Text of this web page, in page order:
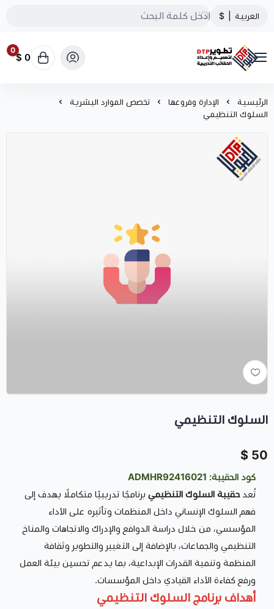
العربية $
تطوير الحقائب التدريبية
0
0 $
الرئيسية الإدارة وفروعها
تخصص الموارد البشرية
السلوك التنظيمي
السلوك التنظيمي
50 $
كود الحقيبة: ADMHR92416021
تُعدحقيبة السلوك التنظيمي برنامجًا تدريبيًا متكاملًا يهدف إلى
فهم السلوك الإنساني داخل المنظمات وتأثيره على الأداء
المؤسسي، من خلال دراسة الدوافع والإدراك والاتجاهات والمناخ
التنظيمي والجماعات، بالإضافة إلى التغيير والتطوير وثقافة
المنظمة وتنمية القدرات الإبداعية، بما يدعم تحسين بيئة العمل
ورفع كفاءة الأداء القيادي داخل المؤسسات.
أهداف برنامج السلوك التنظيمي